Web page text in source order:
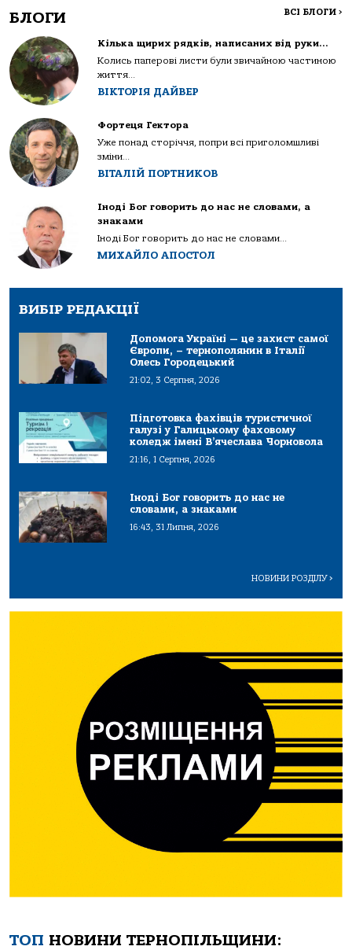
БЛОГИ ВСІ БЛОГИ >
Кілька щирих рядків, написаних від руки…
Колись паперові листи були звичайною частиною
життя...
ВІКТОРІЯ ДАЙВЕР
Фортеця Гектора
Уже понад сторіччя, попри всі приголомшливі
зміни...
ВІТАЛІЙ ПОРТНИКОВ
Іноді Бог говорить до нас не словами, а
знаками
Іноді Бог говорить до нас не словами...
МИХАЙЛО АПОСТОЛ
ВИБІР РЕДАКЦІЇ
Допомога Україні — це захист самої
Європи, – тернополянин в Італії
Олесь Городецький
21:02, 3 Серпня, 2026
Підготовка фахівців туристичної
галузі у Галицькому фаховому
коледж імені В’ячеслава Чорновола
21:16, 1 Серпня, 2026
Іноді Бог говорить до нас не
словами, а знаками
16:43, 31 Липня, 2026
НОВИНИ РОЗДІЛУ>
ТОП НОВИНИ ТЕРНОПІЛЬЩИНИ: